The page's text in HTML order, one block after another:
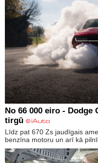
No 66 000 eiro -
tirgū
Līdz pat 670 Zs jaudīgais
benzīna motoru un arī kā